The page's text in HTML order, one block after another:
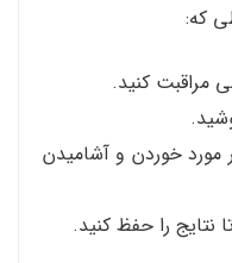
که:
مراقبت کنید.
مورد خوردن و آشامیدن
نتایج را حفظ کنید.